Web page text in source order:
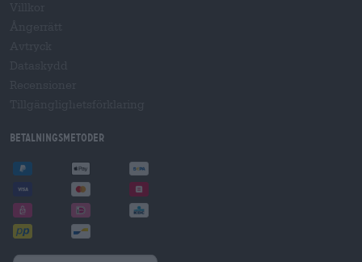
Betalningsmetoder